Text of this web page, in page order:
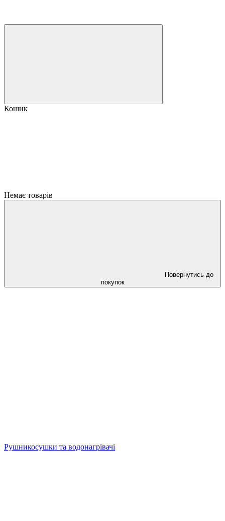
Кошик
Немає товарів
Повернутись до
покупок
Рушникосушки та водонагрівачі